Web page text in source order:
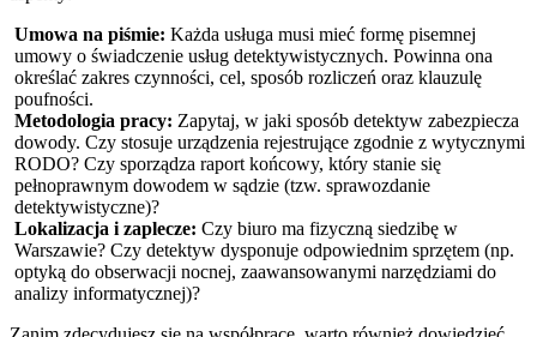
Umowa na piśmie: Każda usługa musi mieć formę pisemnej
umowy o świadczenie usług detektywistycznych. Powinna ona
określać zakres czynności, cel, sposób rozliczeń oraz klauzulę
poufności.
Metodologia pracy: Zapytaj, w jaki sposób detektyw zabezpiecza
dowody. Czy stosuje urządzenia rejestrujące zgodnie z wytycznymi
RODO? Czy sporządza raport końcowy, który stanie się
pełnoprawnym dowodem w sądzie (tzw. sprawozdanie
detektywistyczne)?
Lokalizacja i zaplecze: Czy biuro ma fizyczną siedzibę w
Warszawie? Czy detektyw dysponuje odpowiednim sprzętem (np.
optyką do obserwacji nocnej, zaawansowanymi narzędziami do
analizy informatycznej)?